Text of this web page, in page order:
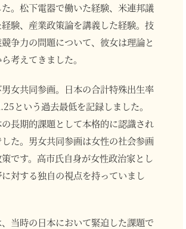
。松下電器で働いた経験、米連邦議
験、産業政策論を講義した経験。技
争力の問題について、彼女は理論と
考えてきました。
女共同参画。日本の合計特殊出生率
という過去最低を記録しました。
長期的課題として本格的に認識され
た。男女共同参画は女性の社会参画
です。高市氏自身が女性政治家とし
対する独自の視点を持っていまし
当時の日本において緊迫した課題で